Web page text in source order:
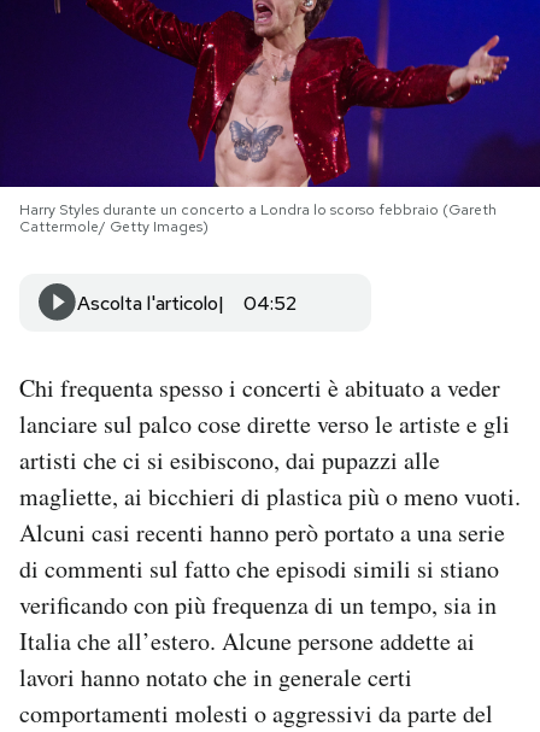
NEWSLETTER
SHOP
Area Personale
Newsletter
Notifiche mobile
Regala il Post
Hai bisogno di aiuto?
Harry Styles durante un concerto a Londra lo scorso febbraio (Gareth
Cattermole/ Getty Images)
Ascolta l'articolo 04:52
Chi frequenta spesso i concerti è abituato a veder
lanciare sul palco cose dirette verso le artiste e gli
artisti che ci si esibiscono, dai pupazzi alle
magliette, ai bicchieri di plastica più o meno vuoti.
Alcuni casi recenti hanno però portato a una serie
di commenti sul fatto che episodi simili si stiano
verificando con più frequenza di un tempo, sia in
Italia che all’estero. Alcune persone addette ai
lavori hanno notato che in generale certi
comportamenti molesti o aggressivi da parte del